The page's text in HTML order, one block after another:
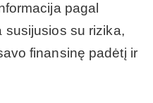
pagal
susijusios su rizika,
finansinę padėtį ir